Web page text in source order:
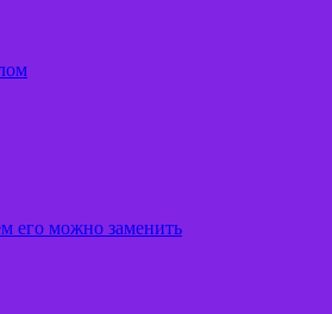
его можно заменить